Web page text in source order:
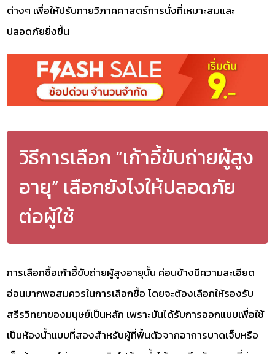
ต่างๆ เพื่อให้ปรับกายวิภาคศาสตร์การนั่งที่เหมาะสมและ
ปลอดภัยยิ่งขึ้น
วิธีการเลือก “เก้าอี้ขับถ่ายผู้สูง
อายุ” เลือกยังไงให้ปลอดภัย
ต่อผู้ใช้
การเลือกซื้อเก้าอี้ขับถ่ายผู้สูงอายุนั้น ค่อนข้างมีความละเอียด
อ่อนมากพอสมควรในการเลือกซื้อ โดยจะต้องเลือกให้รองรับ
สรีรวิทยาของมนุษย์เป็นหลัก เพราะมันได้รับการออกแบบเพื่อใช้
เป็นห้องน้ำแบบที่สองสำหรับผู้ที่ฟื้นตัวจากอาการบาดเจ็บหรือ